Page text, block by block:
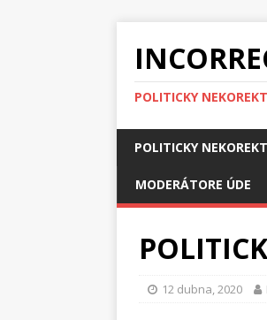
POLITICKY
POLITICKY
MODERÁTORE ÚDE
12 dubna, 2020